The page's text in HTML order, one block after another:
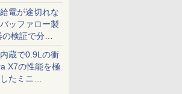
」
電が途切れな
ッファロー製
検証で分か
内蔵で0.9Lの衝
X7の性能を極
たミニ